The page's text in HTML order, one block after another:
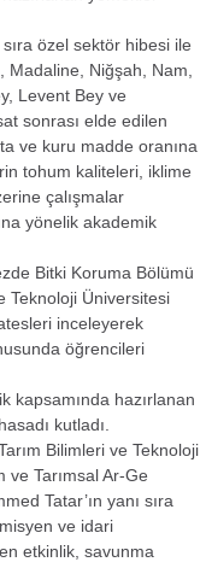
özel sektör hibesi ile
Niğşah, Nam,
Levent Bey ve
sonrası elde edilen
ve kuru madde oranına
tohum kaliteleri, iklime
çalışmalar
yönelik akademik
Bitki Koruma Bölümü
Teknoloji Üniversitesi
inceleyerek
öğrencileri
kapsamında hazırlanan
kutladı.
Bilimleri ve Teknoloji
ve Tarımsal Ar-Ge
Tatar’ın yanı sıra
ve idari
etkinlik, savunma